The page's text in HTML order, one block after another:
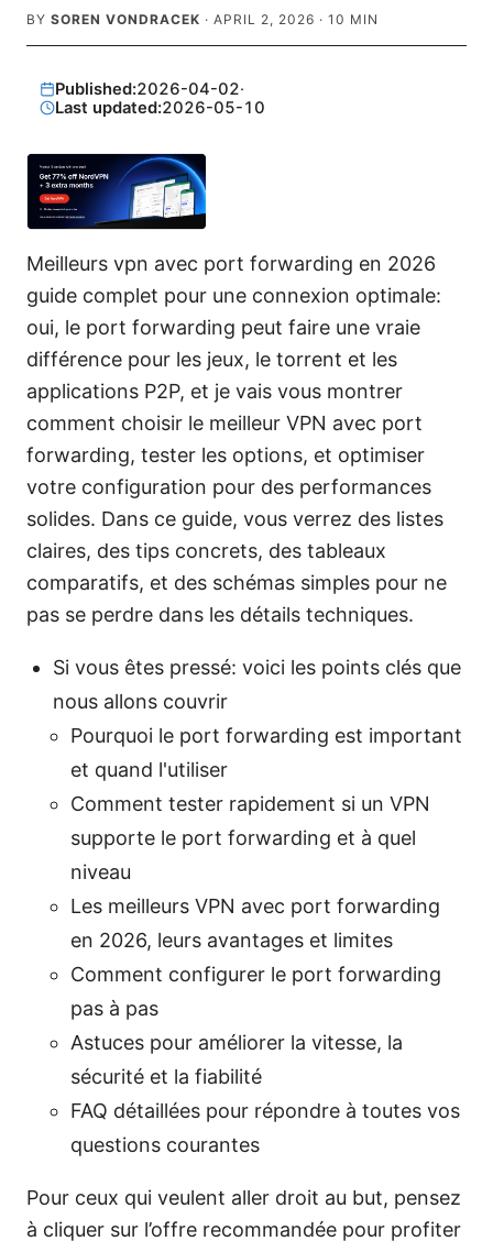
BY SOREN VONDRACEK · APRIL 2, 2026 · 10 MIN
Published:2026-04-02·
Last updated:2026-05-10
Meilleurs vpn avec port forwarding en 2026
guide complet pour une connexion optimale:
oui, le port forwarding peut faire une vraie
différence pour les jeux, le torrent et les
applications P2P, et je vais vous montrer
comment choisir le meilleur VPN avec port
forwarding, tester les options, et optimiser
votre configuration pour des performances
solides. Dans ce guide, vous verrez des listes
claires, des tips concrets, des tableaux
comparatifs, et des schémas simples pour ne
pas se perdre dans les détails techniques.
Si vous êtes pressé: voici les points clés que
nous allons couvrir
Pourquoi le port forwarding est important
et quand l'utiliser
Comment tester rapidement si un VPN
supporte le port forwarding et à quel
niveau
Les meilleurs VPN avec port forwarding
en 2026, leurs avantages et limites
Comment configurer le port forwarding
pas à pas
Astuces pour améliorer la vitesse, la
sécurité et la fiabilité
FAQ détaillées pour répondre à toutes vos
questions courantes
Pour ceux qui veulent aller droit au but, pensez
à cliquer sur l’offre recommandée pour profiter